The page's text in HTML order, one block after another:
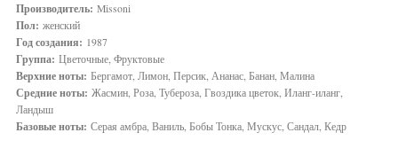
Производитель: Missoni
Пол: женский
Год создания: 1987
Группа: Цветочные, Фруктовые
Верхние ноты: Бергамот, Лимон, Персик, Ананас, Банан, Малина
Средние ноты: Жасмин, Роза, Тубероза, Гвоздика цветок, Иланг-иланг,
Ландыш
Базовые ноты:Серая амбра, Ваниль, Бобы Тонка, Мускус, Сандал, Кедр